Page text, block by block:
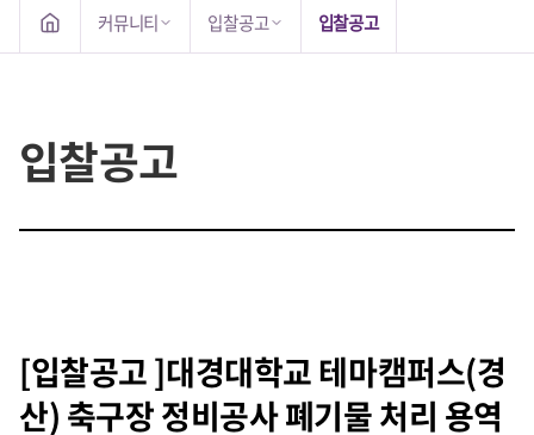
커뮤니티 입찰공고 입찰공고
입찰공고
[입찰공고 ]대경대학교 테마캠퍼스(경
산) 축구장 정비공사 폐기물 처리 용역